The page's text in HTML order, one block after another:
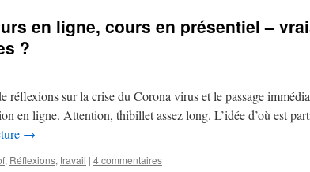
courses
courses:
identical
en ligne, cours en présentiel –
?
réflexions sur la crise du Corona virus et le passage
en ligne. Attention, thibillet assez long. L’idée d’où est
→
, Réflexions, travail | 4 commentaires